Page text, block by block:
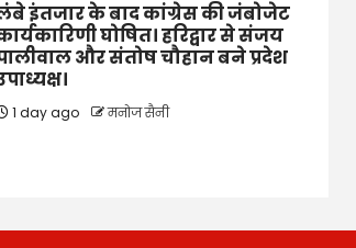
इंतजार के बाद कांग्रेस की जंबोजेट
घोषित। हरिद्वार से संजय
और संतोष चौहान बने प्रदेश
1 day ago मनोज सैनी